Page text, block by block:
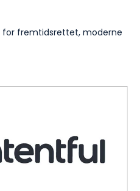
for fremtidsrettet, moderne